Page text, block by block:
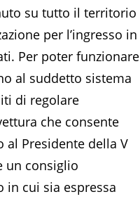
su tutto il territorio
per l’ingresso in
Per poter funzionare
al suddetto sistema
di regolare
che consente
al Presidente della V
un consiglio
cui sia espressa